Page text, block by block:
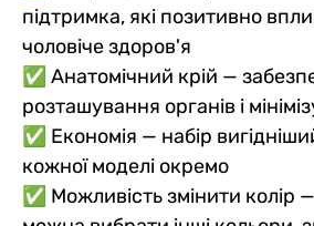
підтримка, які позитивно
чоловіче здоров'я
✅ Анатомічний крій —
розташування органів і
✅ Економія — набір
кожної моделі окремо
✅ Можливість змінити колір